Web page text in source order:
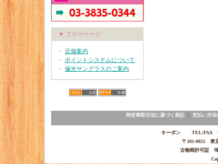
▼ フリーページ
・ 店舗案内
・ ポイントシステムについて
・ 偏光サングラスのご案内
特定商取引法に基づく表記｜ 支払い方法
キーポン TEL/FAX
〒101-0021 東
古物商許可証